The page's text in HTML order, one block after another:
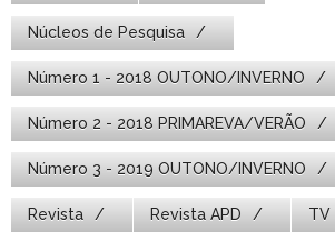
Núcleos de Pesquisa
Número 1 - 2018 OUTONO/INVERNO
Número 2 - 2018 PRIMAREVA/VERÃO
Número 3 - 2019 OUTONO/INVERNO
Revista Revista APD TV